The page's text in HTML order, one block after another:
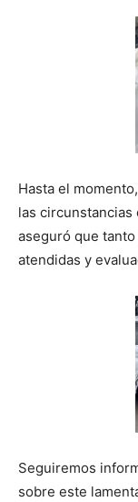
Hasta el
las circunstancias
aseguró que
atendidas y
Seguiremos
sobre este